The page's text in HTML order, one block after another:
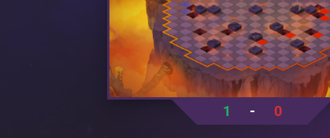
1 - 0